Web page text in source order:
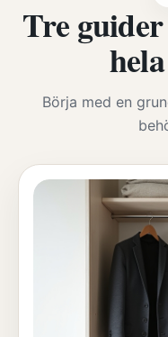
Tre
Börja med en